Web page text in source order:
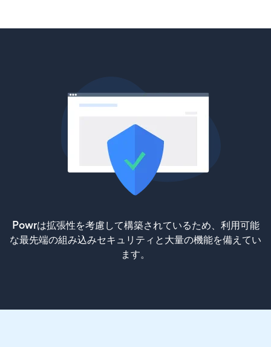
Powrは拡張性を考慮して構築されているため、利用可能
な最先端の組み込みセキュリティと大量の機能を備えてい
ます。